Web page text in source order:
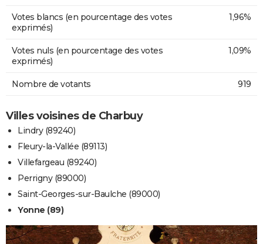
Votes blancs (en pourcentage des votes
exprimés)
1,96%
Votes nuls (en pourcentage des votes
exprimés)
1,09%
Nombre de votants 919
Villes voisines de Charbuy
Lindry (89240)
Fleury-la-Vallée (89113)
Villefargeau (89240)
Perrigny (89000)
Saint-Georges-sur-Baulche (89000)
Yonne (89)